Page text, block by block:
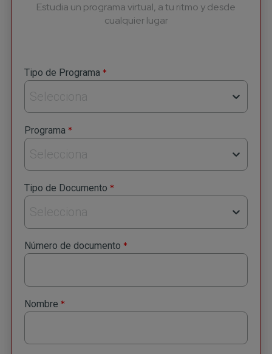
Estudia un programa virtual, a tu ritmo y desde
cualquier lugar
Tipo de Programa *
Selecciona
Programa *
Selecciona
Tipo de Documento *
Selecciona
Número de documento *
Nombre *